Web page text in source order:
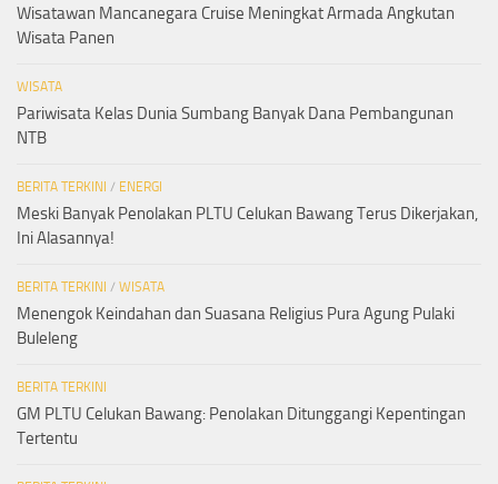
Wisatawan Mancanegara Cruise Meningkat Armada Angkutan
Wisata Panen
WISATA
Pariwisata Kelas Dunia Sumbang Banyak Dana Pembangunan
NTB
BERITA TERKINI / ENERGI
Meski Banyak Penolakan PLTU Celukan Bawang Terus Dikerjakan,
Ini Alasannya!
BERITA TERKINI / WISATA
Menengok Keindahan dan Suasana Religius Pura Agung Pulaki
Buleleng
BERITA TERKINI
GM PLTU Celukan Bawang: Penolakan Ditunggangi Kepentingan
Tertentu